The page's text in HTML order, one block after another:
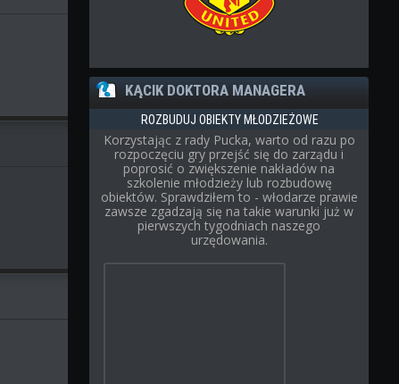
KĄCIK DOKTORA MANAGERA
ROZBUDUJ OBIEKTY MŁODZIEŻOWE
Korzystając z rady Pucka, warto od razu po
rozpoczęciu gry przejść się do zarządu i
poprosić o zwiększenie nakładów na
szkolenie młodzieży lub rozbudowę
obiektów. Sprawdziłem to - włodarze prawie
zawsze zgadzają się na takie warunki już w
pierwszych tygodniach naszego
urzędowania.